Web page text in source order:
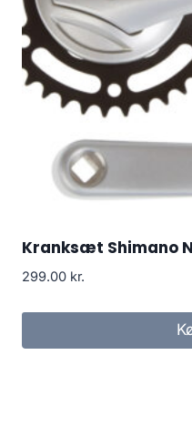
Kranksæt Shimano
299.00 kr.